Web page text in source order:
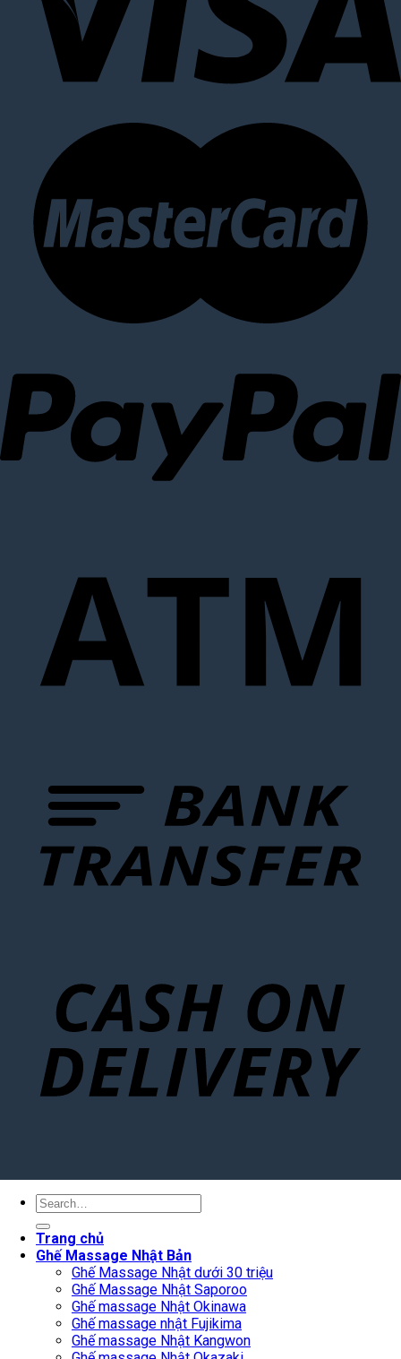
Search
Trang chủ
Ghế Massage Nhật Bản
Ghế Massage Nhật dưới 30 triệu
Ghế Massage Nhật Saporoo
Ghế massage Nhật Okinawa
Ghế massage nhật Fujikima
Ghế massage Nhật Kangwon